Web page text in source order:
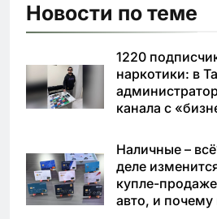
Новости по теме
1220
наркотики: в
канала с
Наличные –
деле
купле-
авто, и почему